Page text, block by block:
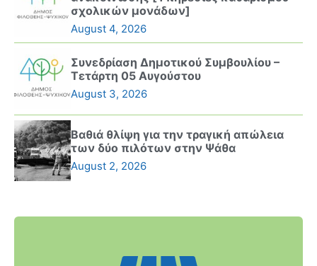
σχολικών μονάδων]
August 4, 2026
Συνεδρίαση Δημοτικού Συμβουλίου –
Τετάρτη 05 Αυγούστου
August 3, 2026
Βαθιά θλίψη για την τραγική απώλεια
των δύο πιλότων στην Ψάθα
August 2, 2026